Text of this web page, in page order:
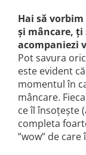
Hai să
și mâncare, ți
acompaniezi
Pot savura
este evident
momentul în
mâncare.
ce îl însoțește
completa
”wow” de